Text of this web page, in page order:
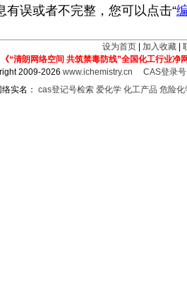
有误或者不完整，您可以点击“
设为首页 加入收藏
《“清朗网络空间 共筑禁毒防线”全国化工行业净
2009-2026www.ichemistry.cn
CAS登录
络实名： cas登记号检索 爱化学 化工产品 危险化